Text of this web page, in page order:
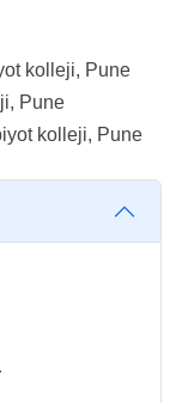
kolleji, Pune
Pune
kolleji, Pune